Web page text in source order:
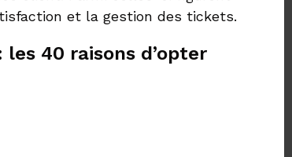
et la gestion des tickets.
40 raisons d’opter